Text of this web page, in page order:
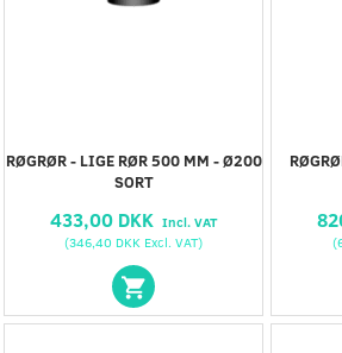
RØGRØR - LIGE RØR 500 MM - Ø200
SORT
433,00 DKK Incl. VAT
(346,40 DKK Excl. VAT)
(